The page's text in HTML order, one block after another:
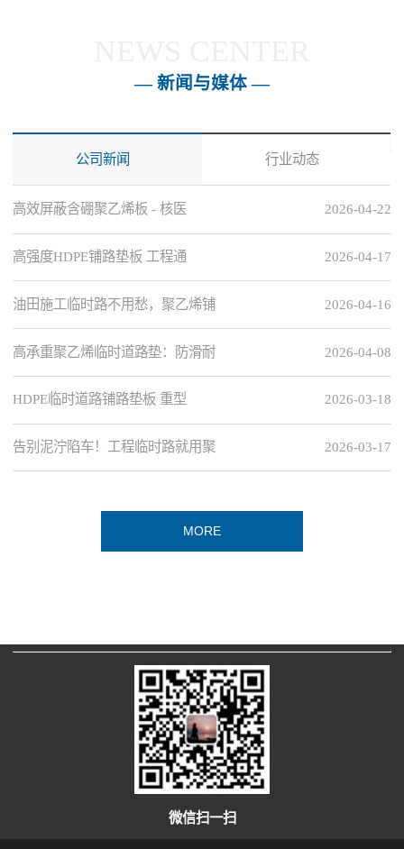
— 新闻与媒体 —
公司新闻 行业动态
2026-04-22
高效屏蔽含硼聚乙烯板 - 核医
2026-04-17
高强度HDPE铺路垫板 工程通
2026-04-16
油田施工临时路不用愁，聚乙烯铺
2026-04-08
高承重聚乙烯临时道路垫：防滑耐
2026-03-18
HDPE临时道路铺路垫板 重型
2026-03-17
告别泥泞陷车！工程临时路就用聚
MORE
微信扫一扫